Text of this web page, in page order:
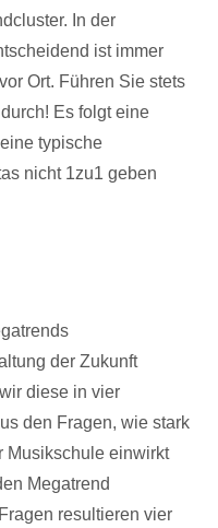
In der
ist immer
Ort. Führen Sie stets
Es folgt eine
typische
nicht 1zu1 geben
der Zukunft
diese in vier
den Fragen, wie stark
Musikschule einwirkt
Megatrend
resultieren vier